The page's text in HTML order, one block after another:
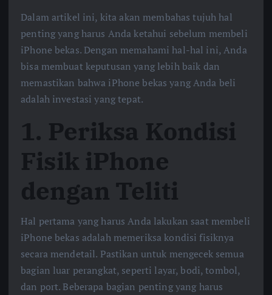
Dalam artikel ini, kita akan membahas tujuh hal
penting yang harus Anda ketahui sebelum membeli
iPhone bekas. Dengan memahami hal-hal ini, Anda
bisa membuat keputusan yang lebih baik dan
memastikan bahwa iPhone bekas yang Anda beli
adalah investasi yang tepat.
1. Periksa Kondisi
Fisik iPhone
dengan Teliti
Hal pertama yang harus Anda lakukan saat membeli
iPhone bekas adalah memeriksa kondisi fisiknya
secara mendetail. Pastikan untuk mengecek semua
bagian luar perangkat, seperti layar, bodi, tombol,
dan port. Beberapa bagian penting yang harus